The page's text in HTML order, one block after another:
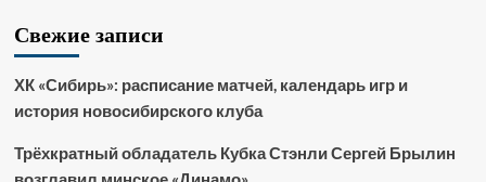
Свежие записи
ХК «Сибирь»: расписание матчей, календарь игр и
история новосибирского клуба
Трёхкратный обладатель Кубка Стэнли Сергей Брылин